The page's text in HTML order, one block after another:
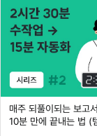
매주 되풀이되는 보고
10분 만에 끝내는 법 (